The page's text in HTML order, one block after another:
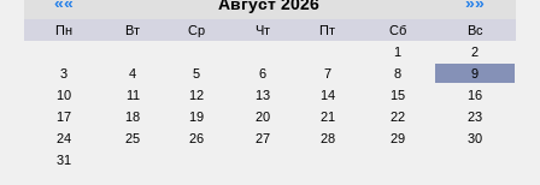
Пн Вт Ср Чт Пт Сб
Вс
1
2
3
4 5 6 7 8
9
10
11 12 13 14 15
16
17
18 19 20 21 22
23
24
25 26 27 28 29
30
31